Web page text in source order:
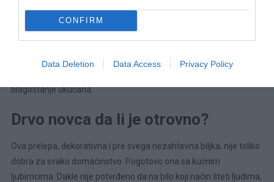
CONFIRM
Data Deletion Data Access Privacy Policy
i čistote. Ona upija ugljendioksid i oslobađa kiseonik.
Spatifilium, ženska sreća-pospešuje protok dobre energije u
prostoriji, čisti vazduh u prostoriji. Osim navedenog, ova feng šui
blagostanje ukućana.
Drvo novca da li je otrovno?
Ova prelepa, dekorativna i pre svega nezahtevna biljka, nije toliko
dobra za svako domaćinstvo. Pogotovo ona sa kućnim
ljubimcima. Dakle nije potvrđeno da na bilo koji način šteti ljudima,